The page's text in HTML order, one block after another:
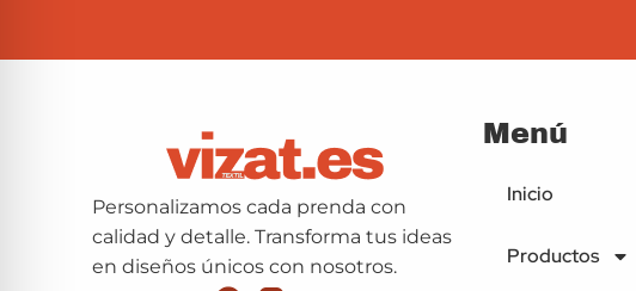
Personalizamos cada prenda con
calidad y detalle. Transforma tus ideas
en diseños únicos con nosotros.
Menú
Inicio
Productos